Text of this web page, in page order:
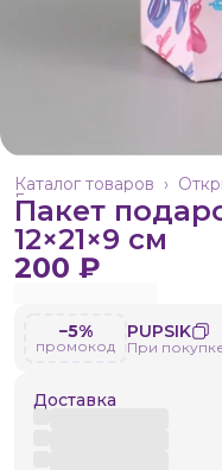
Каталог товаров ›
Главная ›
Пакет
12×21×9 см
200 ₽
−5%
промокод
PUPSIK
При
Доставка